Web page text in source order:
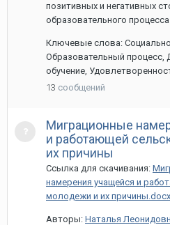
позитивных и негативных
образовательного
Ключевые слова:
Образовательный процесс,
обучение,
13 сообщений
Миграционные
и работающей
их причины
Ссылка для скачивания:
намерения учащейся и
молодежи и их причины.docx
Авторы: Наталья